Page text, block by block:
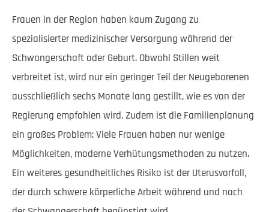
Frauen in der Region haben kaum Zugang zu
spezialisierter medizinischer Versorgung während der
Schwangerschaft oder Geburt. Obwohl Stillen weit
verbreitet ist, wird nur ein geringer Teil der Neugeborenen
ausschließlich sechs Monate lang gestillt, wie es von der
Regierung empfohlen wird. Zudem ist die Familienplanung
ein großes Problem: Viele Frauen haben nur wenige
Möglichkeiten, moderne Verhütungsmethoden zu nutzen.
Ein weiteres gesundheitliches Risiko ist der Uterusvorfall,
der durch schwere körperliche Arbeit während und nach